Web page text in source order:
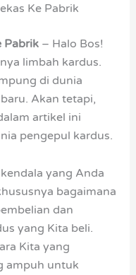
Ke Pabrik
Pabrik – Halo Bos!
limbah kardus.
di dunia
Akan tetapi,
artikel ini
pengepul kardus.
yang Anda
bagaimana
dan
yang Kita beli.
Kita yang
ampuh untuk